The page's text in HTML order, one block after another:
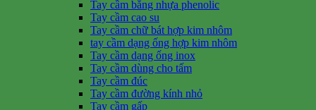
Tay cầm bằng nhựa phenolic
Tay cầm cao su
Tay cầm chữ bát hợp kim nhôm
tay cầm dạng ống hợp kim nhôm
Tay cầm dạng ống inox
Tay cầm dùng cho tấm
Tay cầm đúc
Tay cầm đường kính nhỏ
Tay cầm gấp